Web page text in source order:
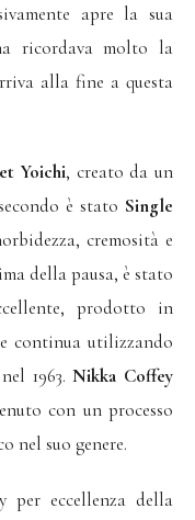
apre la sua
ricordava molto la
alla fine a questa
Yoichi, creato da un
è stato Single
cremosità e
della pausa, è stato
prodotto in
continua utilizzando
1963.Nikka Coffey
con un processo
nel suo genere.
eccellenza della